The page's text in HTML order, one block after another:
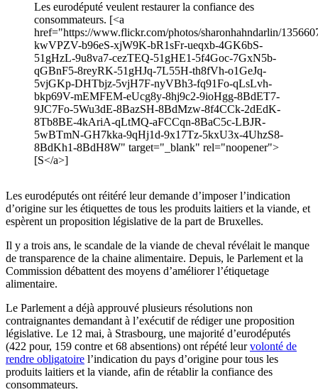
Les eurodéputé veulent restaurer la confiance des
consommateurs. [<a
href="https://www.flickr.com/photos/sharonhahndarlin/
kwVPZV-b96eS-xjW9K-bR1sFr-ueqxb-4GK6bS-
51gHzL-9u8va7-cezTEQ-51gHE1-5f4Goc-7GxN5b-
qGBnF5-8reyRK-51gHJq-7L55H-th8fVh-o1GeJq-
5vjGKp-DHTbjz-5vjH7F-nyVBh3-fq91Fo-qLsLvh-
bkp69V-mEMFEM-eUcg8y-8hj9c2-9ioHgg-8BdET7-
9JC7Fo-5Wu3dE-8BazSH-8BdMzw-8f4CCk-2dEdK-
8Tb8BE-4kAriA-qLtMQ-aFCCqn-8BaC5c-LBJR-
5wBTmN-GH7kka-9qHj1d-9x17Tz-5kxU3x-4UhzS8-
8BdKh1-8BdH8W" target="_blank" rel="noopener">
[S</a>]
Les eurodéputés ont réitéré leur demande d’imposer l’indication
d’origine sur les étiquettes de tous les produits laitiers et la viande, et
espèrent un proposition législative de la part de Bruxelles.
Il y a trois ans, le scandale de la viande de cheval révélait le manque
de transparence de la chaine alimentaire. Depuis, le Parlement et la
Commission débattent des moyens d’améliorer l’étiquetage
alimentaire.
Le Parlement a déjà approuvé plusieurs résolutions non
contraignantes demandant à l’exécutif de rédiger une proposition
législative. Le 12 mai, à Strasbourg, une majorité d’eurodéputés
(422 pour, 159 contre et 68 absentions) ont répété leurvolonté de
rendre obligatoire l’indication du pays d’origine pour tous les
produits laitiers et la viande, afin de rétablir la confiance des
consommateurs.